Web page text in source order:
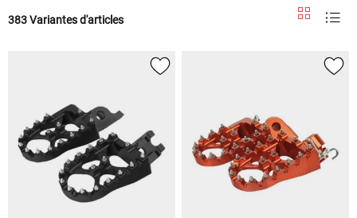
383 Variantes d'articles